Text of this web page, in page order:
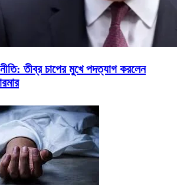
তীব্র চাপের মুখে পদত্যাগ করলেন